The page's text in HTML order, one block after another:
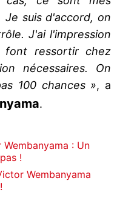
suis d'accord, on
J'ai l'impression
font ressortir chez
nécessaires. On
100 chances », a
.
: Un
!
Wembanyama